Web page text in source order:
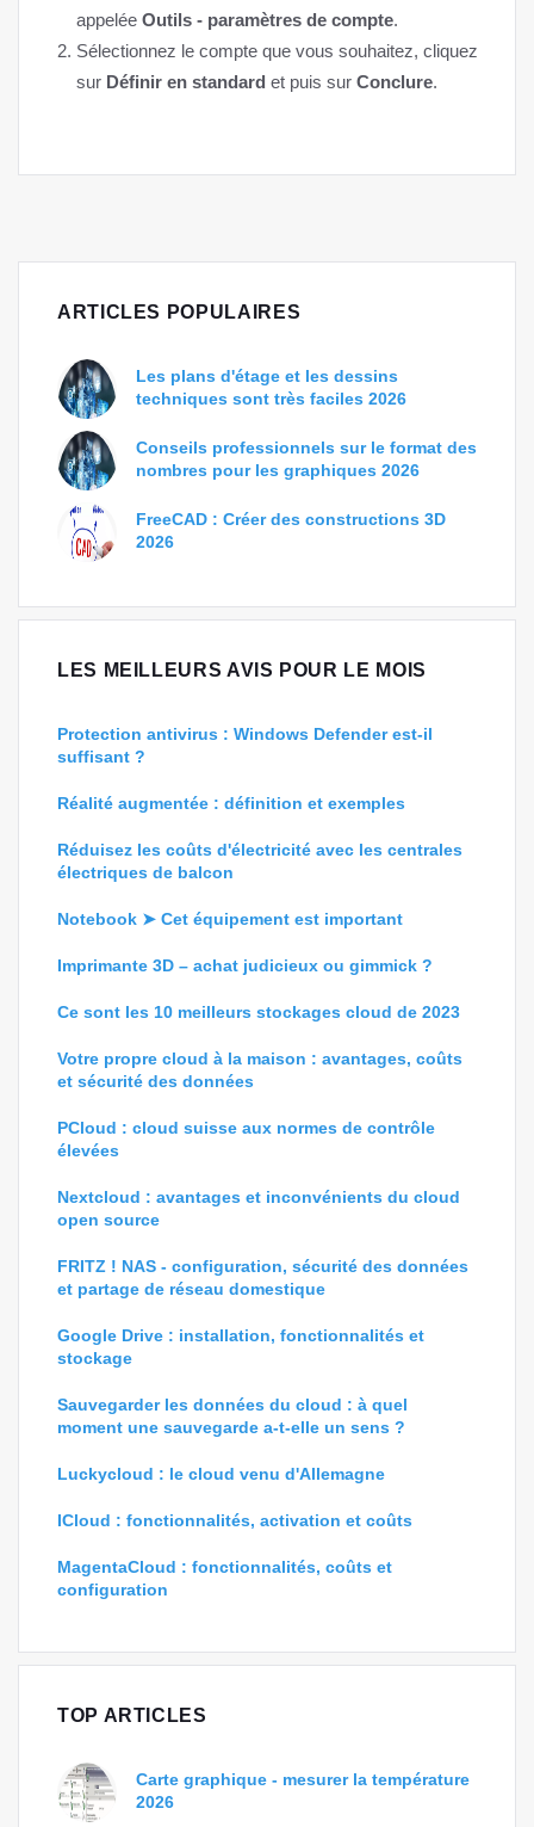
appelée Outils - paramètres de compte.
Sélectionnez le compte que vous souhaitez, cliquez
sur Définir en standard et puis sur Conclure.
ARTICLES POPULAIRES
Les plans d'étage et les dessins
techniques sont très faciles 2026
Conseils professionnels sur le format des
nombres pour les graphiques 2026
FreeCAD : Créer des constructions 3D
2026
LES MEILLEURS AVIS POUR LE MOIS
Protection antivirus : Windows Defender est-il
suffisant ?
Réalité augmentée : définition et exemples
Réduisez les coûts d'électricité avec les centrales
électriques de balcon
Notebook ➤ Cet équipement est important
Imprimante 3D – achat judicieux ou gimmick ?
Ce sont les 10 meilleurs stockages cloud de 2023
Votre propre cloud à la maison : avantages, coûts
et sécurité des données
PCloud : cloud suisse aux normes de contrôle
élevées
Nextcloud : avantages et inconvénients du cloud
open source
FRITZ ! NAS - configuration, sécurité des données
et partage de réseau domestique
Google Drive : installation, fonctionnalités et
stockage
Sauvegarder les données du cloud : à quel
moment une sauvegarde a-t-elle un sens ?
Luckycloud : le cloud venu d'Allemagne
ICloud : fonctionnalités, activation et coûts
MagentaCloud : fonctionnalités, coûts et
configuration
TOP ARTICLES
Carte graphique - mesurer la température
2026